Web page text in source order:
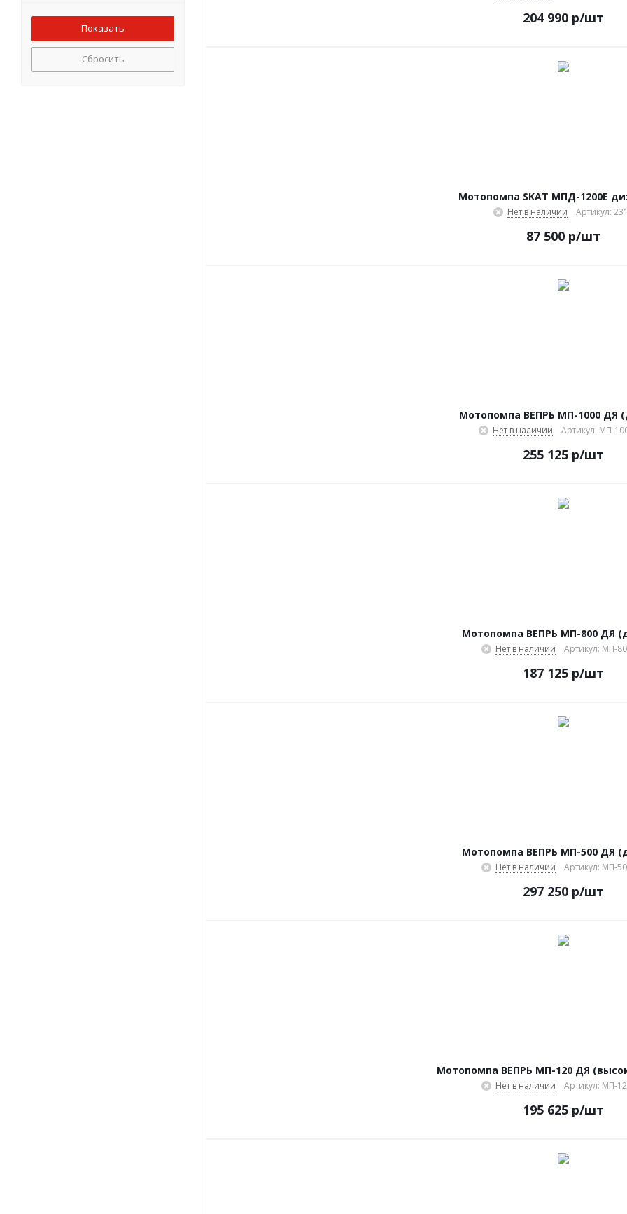
204 990 р/шт
Мотопомпа SKAT МПД-1200Е
Нет в наличии Артикул:
87 500 р/шт
Мотопомпа ВЕПРЬ МП-1000 ДЯ
Нет в наличии Артикул: МП-
255 125 р/шт
Мотопомпа ВЕПРЬ МП-800 ДЯ
Нет в наличии Артикул: МП-
187 125 р/шт
Мотопомпа ВЕПРЬ МП-500 ДЯ
Нет в наличии Артикул: МП-
297 250 р/шт
Мотопомпа ВЕПРЬ МП-120 ДЯ
Нет в наличии Артикул: МП-
195 625 р/шт
Сбросить